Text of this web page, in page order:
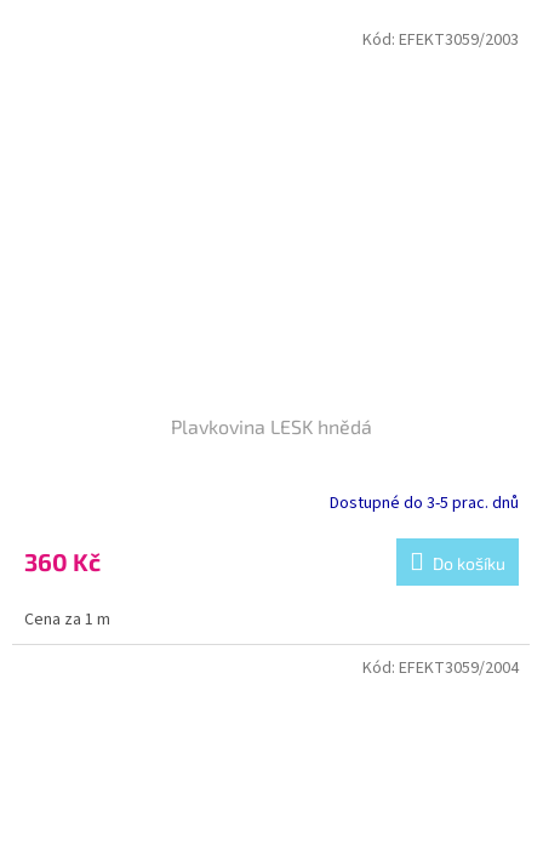
Plavkovina LESK hnědá
Dostupné do 3-5 prac. dnů
360 Kč Do košíku
Cena za 1 m
Kód: EFEKT3059/2003
Kód: EFEKT3059/2004